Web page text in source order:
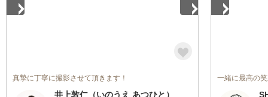
真摯に丁寧に撮影させて頂きます！
井上敦仁（いのうえ あつひと）
一緒に最高の